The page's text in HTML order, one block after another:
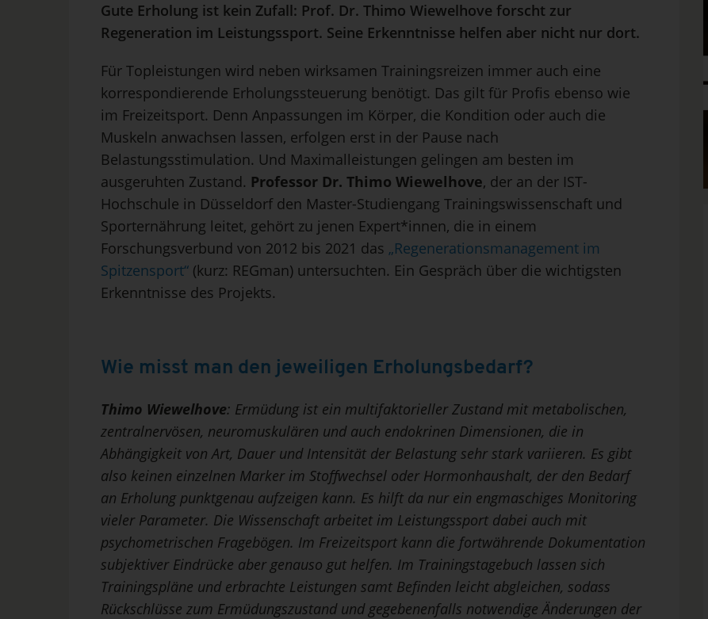
Gute Erholung ist kein Zufall: Prof. Dr. Thimo Wiewelhove forscht zur
Regeneration im Leistungssport. Seine Erkenntnisse helfen aber nicht nur dort.
Für Topleistungen wird neben wirksamen Trainingsreizen immer auch eine
korrespondierende Erholungssteuerung benötigt. Das gilt für Profis ebenso wie
im Freizeitsport. Denn Anpassungen im Körper, die Kondition oder auch die
Muskeln anwachsen lassen, erfolgen erst in der Pause nach
Belastungsstimulation. Und Maximalleistungen gelingen am besten im
ausgeruhten Zustand. Professor Dr. Thimo Wiewelhove, der an der IST-
Hochschule in Düsseldorf den Master-Studiengang Trainingswissenschaft und
Sporternährung leitet, gehört zu jenen Expert*innen, die in einem
Forschungsverbund von 2012 bis 2021 das „Regenerationsmanagement im
Spitzensport“ (kurz: REGman) untersuchten. Ein Gespräch über die wichtigsten
Erkenntnisse des Projekts.
Wie misst man den jeweiligen Erholungsbedarf?
Thimo Wiewelhove: Ermüdung ist ein multifaktorieller Zustand mit metabolischen,
zentralnervösen, neuromuskulären und auch endokrinen Dimensionen, die in
Abhängigkeit von Art, Dauer und Intensität der Belastung sehr stark variieren. Es gibt
also keinen einzelnen Marker im Stoffwechsel oder Hormonhaushalt, der den Bedarf
an Erholung punktgenau aufzeigen kann. Es hilft da nur ein engmaschiges Monitoring
vieler Parameter. Die Wissenschaft arbeitet im Leistungssport dabei auch mit
psychometrischen Fragebögen. Im Freizeitsport kann die fortwährende Dokumentation
subjektiver Eindrücke aber genauso gut helfen. Im Trainingstagebuch lassen sich
Trainingspläne und erbrachte Leistungen samt Befinden leicht abgleichen, sodass
Rückschlüsse zum Ermüdungszustand und gegebenenfalls notwendige Änderungen der